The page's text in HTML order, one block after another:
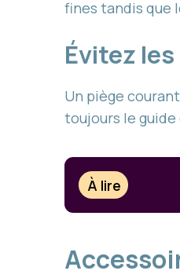
fines tandis que
Évitez
Un piège
toujours le guide
À lire